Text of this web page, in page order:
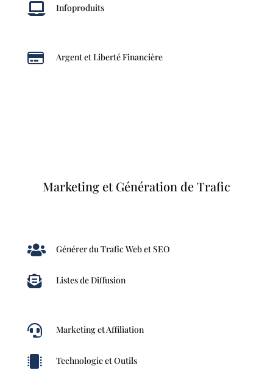
 Infoproduits
 Argent et Liberté Financière
Marketing et Génération de Trafic
 Générer du Trafic Web et SEO
 Listes de Diffusion
 Marketing et Affiliation
 Technologie et Outils